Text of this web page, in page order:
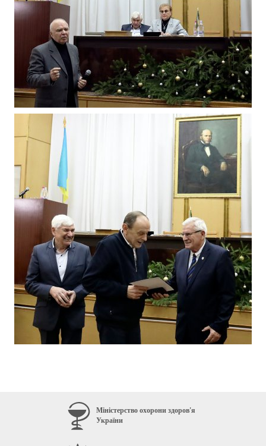
Міністерство охорони здоров'я
України